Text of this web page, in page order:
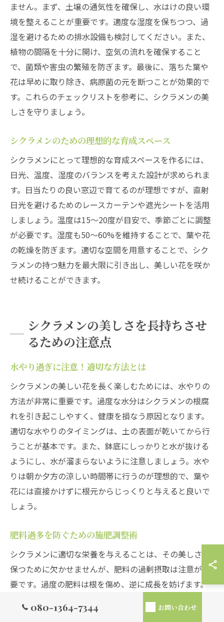
ません。まず、土壌の通気性を確保し、水はけの良い環
境を整えることが重要です。適度な湿度を保ちつつ、過
湿を避けるための排水設備も検討してください。また、
植物の間隔を十分に開け、空気の流れを確保すること
で、菌類や害虫の繁殖を防ぎます。最後に、落ちた葉や
花は早めに取り除き、病原菌の元を断つことが効果的で
す。これらのチェックリストを参考に、シクラメンの美
しさを守りましょう。
シクラメンのための理想的な育成スペース
シクラメンにとって理想的な育成スペースを作るには、
日光、温度、湿度のバランスを考えた設計が求められま
す。日当たりの良い窓辺で育てるのが理想ですが、直射
日光を避けるためのレースカーテンや遮光シートを活用
しましょう。温度は15〜20度が目安で、季節ごとに調整
が必要です。湿度も50〜60%を維持することで、葉や花
の乾燥を防ぎます。適切な空間を用意することで、シク
ラメンの持つ魅力を最大限に引き出し、美しい花を咲か
せ続けることができます。
シクラメンの美しさを長持ちさせ
るための注意点
水やり過ぎに注意！適切な方法とは
シクラメンの美しい花を長く楽しむためには、水やりの
方法が非常に重要です。過度な水分はシクラメンの根腐
れを引き起こしやすく、健康を損なう原因となります。
適切な水やりのタイミングは、土の表面が乾いてから行
うことが基本です。また、鉢底にしっかりと水が抜ける
ようにし、水が溜まらないように注意しましょう。水や
りは朝か夕方の涼しい時間帯に行うのが理想的で、葉や
花には直接かけずに根元からじっくりと与えると良いで
しょう。
肥料過多を防ぐための施肥調整術
シクラメンに適切な栄養を与えることは、その美しさを
保つために欠かせませんが、肥料の過剰摂取は注意が必
要です。過度の肥料は根を傷め、逆に成長を妨げます。
施肥は生育期に合わせて行うことが求められ、特に開花
期には液体肥料を月に1〜2回程度与えるのがおすすめで
080-1364-7344 お問い合わせ